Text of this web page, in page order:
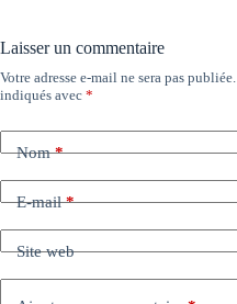
Laisser un commentaire
Votre adresse e-mail ne sera pas publiée.
indiqués avec *
Nom*
E-mail*
Site web